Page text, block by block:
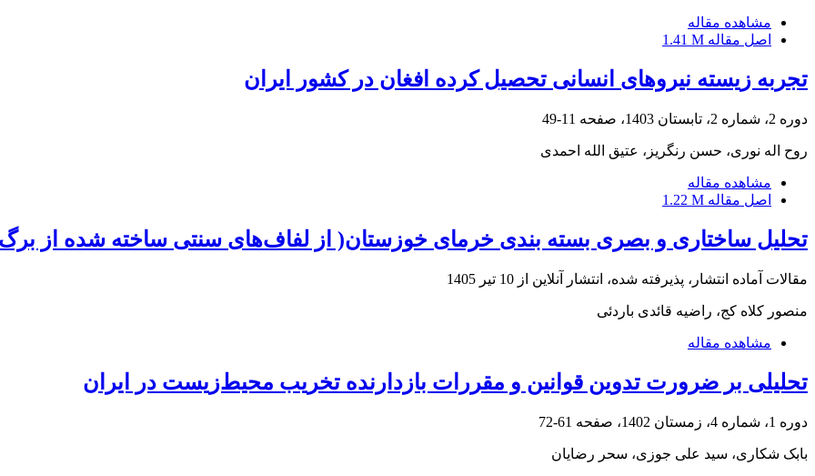
مشاهده مقاله
اصل مقاله 1.41 M
تجربه زیسته نیروهای انسانی تحصیل کرده افغان در کشور ایران
دوره 2، شماره 2، تابستان 1403، صفحه 11-49
روح اله نوری، حسن رنگریز، عتیق الله احمدی
مشاهده مقاله
اصل مقاله 1.22 M
تحلیل ساختاری و بصری بسته بندی خرمای خوزستان( از لفاف‌های سنتی ساخته شده از
مقالات آماده انتشار، پذیرفته شده، انتشار آنلاین از 10 تیر 1405
منصور کلاه کج، راضیه قائدی باردئی
مشاهده مقاله
تحلیلی بر ضرورت تدوین قوانین و مقررات بازدارنده تخریب محیط‌زیست در ایران
دوره 1، شماره 4، زمستان 1402، صفحه 61-72
بابک شکاری، سید علی جوزی، سحر رضایان